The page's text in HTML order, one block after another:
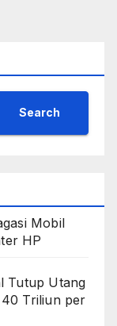
Search
Mobil
HP
Tutup Utang
Triliun per